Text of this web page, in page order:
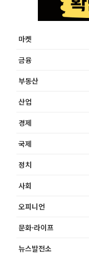
마켓
금융
부동산
산업
경제
국제
정치
사회
오피니언
문화·라이프
뉴스발전소